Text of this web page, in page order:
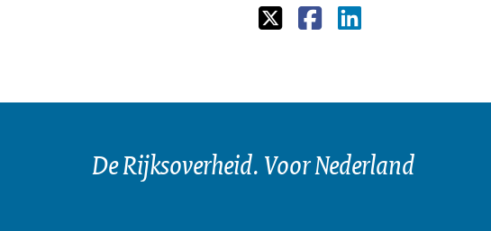
De Rijksoverheid. Voor Nederland